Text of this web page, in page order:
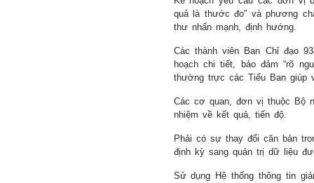
quả là thước đo” và phương
thư nhấn mạnh, định hướng.
Các thành viên Ban Chỉ đạo
hoạch chi tiết, bảo đảm “rõ
thường trực các Tiểu Ban giúp
Các cơ quan, đơn vị thuộc Bộ
nhiệm về kết quả, tiến độ.
Phải có sự thay đổi căn bản
định kỳ sang quản trị dữ liệu
Sử dụng Hệ thống thông tin